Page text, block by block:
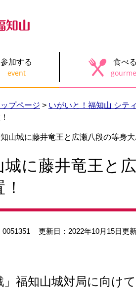
参加する 食べる
ップページ > いがいと！福知山 シテ
山城に藤井竜王と広瀬八段の等身大
城に藤井竜王と
更新日：2022年10月15日更
」福知山城対局に向け